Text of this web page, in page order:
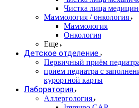
Чистка лица
Маммология / онкология
Маммология
Онкология
Еще
Детское отделение
Первичный приём
прием педиатра с
курортной карты
Лаборатория
Аллергология